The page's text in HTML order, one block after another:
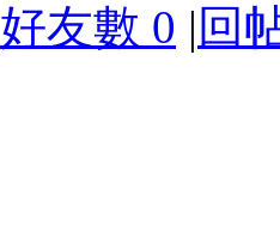
好友數 0 | 回